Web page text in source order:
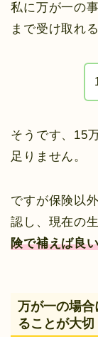
私に万が一の
まで受け取れ
そうです、15
足りません。
ですが保険以
認し、現在の
険で補えば良
万が一の場
ることが大切